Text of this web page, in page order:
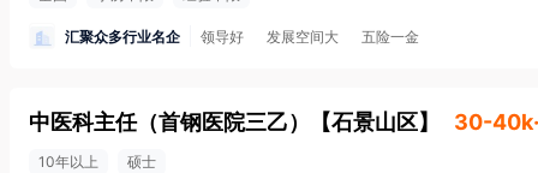
汇聚众多行业名企 领导好 发展空间大 五险一金
中医科主任（首钢医院三乙） 【石景山区】 30-
10年以上 硕士